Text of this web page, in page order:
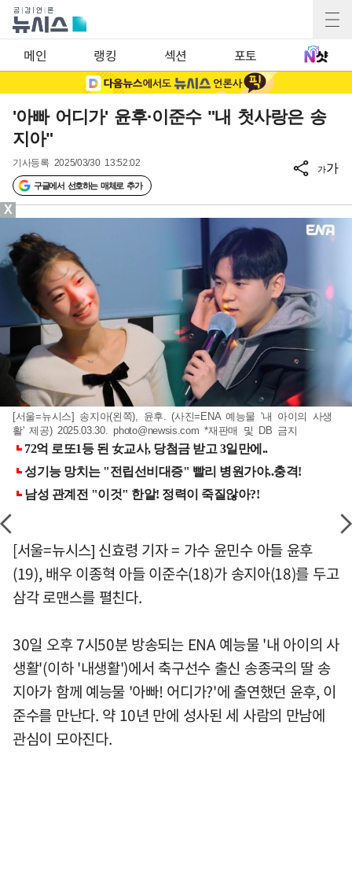
메인 랭킹 섹션 포토
'아빠 어디가' 윤후·이준수 "내 첫사랑은 송
지아"
기사등록 2025/03/30 13:52:02
구글에서 선호하는 매체로 추가
가가
[서울=뉴시스] 송지아(왼쪽), 윤후. (사진=ENA 예능물 '내 아이의 사생
활' 제공) 2025.03.30.photo@newsis.com *재판매 및 DB 금지
[서울=뉴시스] 신효령 기자 = 가수 윤민수 아들 윤후
(19), 배우 이종혁 아들 이준수(18)가 송지아(18)를 두고
삼각 로맨스를 펼친다.
30일 오후 7시50분 방송되는 ENA 예능물 '내 아이의 사
생활'(이하 '내생활')에서 축구선수 출신 송종국의 딸 송
지아가 함께 예능물 '아빠! 어디가?'에 출연했던 윤후, 이
준수를 만난다. 약 10년 만에 성사된 세 사람의 만남에
관심이 모아진다.
X